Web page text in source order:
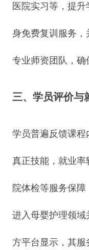
医院实习等，提
身免费复训服务
专业师资团队，确
三、学员评价与
学员普遍反馈课程
真正技能，就业
院体检等服务保
进入母婴护理领
方平台显示，其